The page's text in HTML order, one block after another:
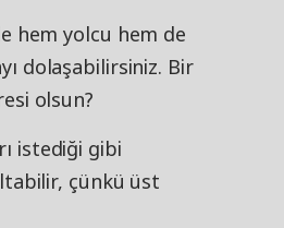
hem yolcu hem de
dolaşabilirsiniz. Bir
olsun?
istediği gibi
çünkü üst